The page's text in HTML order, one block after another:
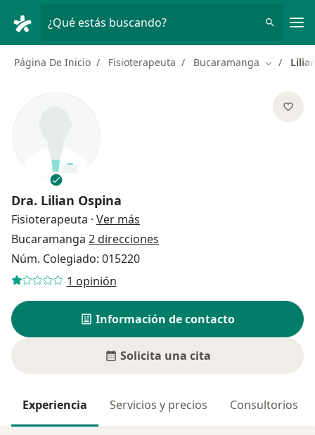
¿Qué estás buscando?
Página De Inicio Fisioterapeuta Bucaramanga Cambiar
Dra. Lilian Ospina
Fisioterapeuta · Ver más
Bucaramanga 2 direcciones
Núm. Colegiado: 015220
1 opinión
Información de contacto
Solicita una cita
Experiencia Servicios y precios Consultorios